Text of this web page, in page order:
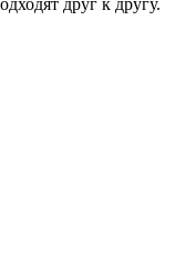
друг к другу.